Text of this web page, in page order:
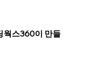
웍스360이 만들